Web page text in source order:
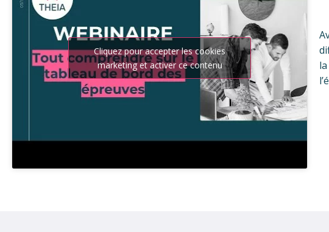
Cliquez pour accepter les cookies
marketing et activer ce contenu